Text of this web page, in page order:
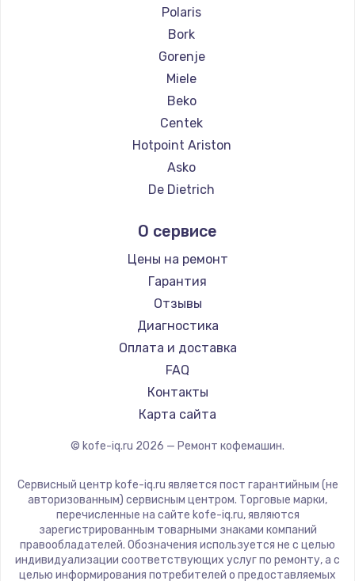
Ремонт кофемашин Astoria
Ремонт кофемашин JVC
Ремонт кофемашин Ariston
Ремонт кофемашин Grundig
Ремонт кофемашин ROCKET MOZZAFIATO
Ремонт кофемашин Vivitek
Ремонт кофемашин Thomson
Ремонт кофемашин Hisense
Ремонт кофемашин DELTA
Ремонт кофемашин Kyvol
Ремонт кофемашин RED solution
Ремонт кофемашин Bravilor Bonamat
Ремонт кофемашин Vard
Ремонт кофемашин Tuvio
Ремонт кофемашин Carrera
Ремонт кофемашин Supra
Polaris
Bork
Gorenje
Miele
Beko
Centek
Hotpoint Ariston
Asko
De Dietrich
Ascaso
Jura
Olympia
Saeco
La Cimbali
WMF
Yamaguchi
Nivona
Astoria
ROCKET MOZZAFIATO
Vivitek
Thomson
Hisense
О сервисе
Цены на ремонт
Гарантия
Отзывы
Диагностика
Оплата и доставка
FAQ
Контакты
Карта сайта
© kofe-iq.ru 2026 — Ремонт кофемашин.
Сервисный центр kofe-iq.ru является пост гарантийным (не
авторизованным) сервисным центром. Торговые марки,
перечисленные на сайте kofe-iq.ru, являются
зарегистрированным товарными знаками компаний
правообладателей. Обозначения используется не с целью
индивидуализации соответствующих услуг по ремонту, а с
целью информирования потребителей о предоставляемых